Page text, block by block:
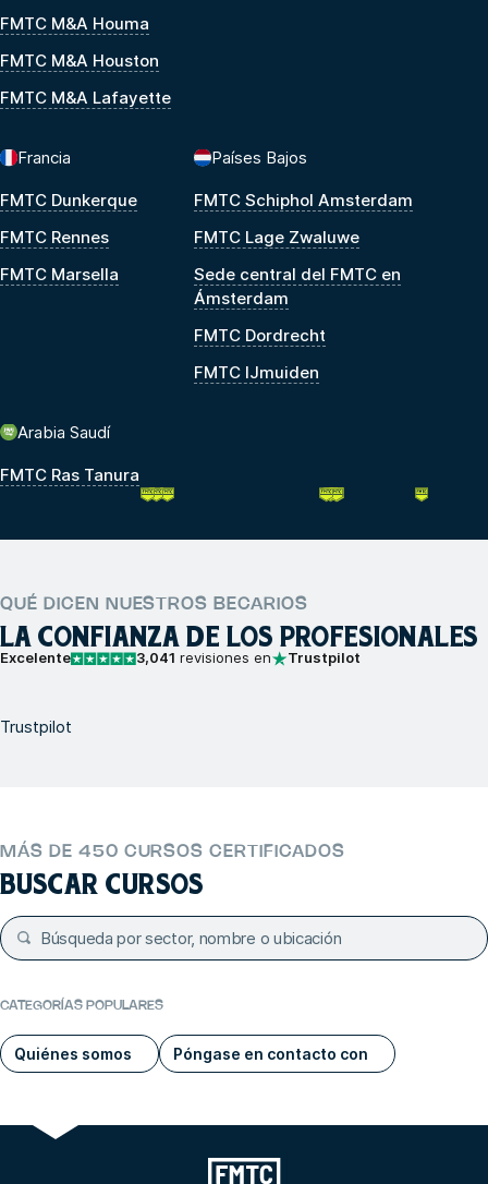
FMTC M&A Houma
FMTC M&A Houston
FMTC M&A Lafayette
Francia
FMTC Dunkerque
FMTC Rennes
FMTC Marsella
Países Bajos
FMTC Schiphol Amsterdam
FMTC Lage Zwaluwe
Sede central del FMTC en
Ámsterdam
FMTC Dordrecht
FMTC IJmuiden
Arabia Saudí
FMTC Ras Tanura
QUÉ DICEN NUESTROS BECARIOS
LA CONFIANZA DE LOS PROFESIONALES
Excelente 3,041 revisiones en Trustpilot
Trustpilot
MÁS DE 450 CURSOS CERTIFICADOS
BUSCAR CURSOS
CATEGORÍAS POPULARES
Quiénes somos Póngase en contacto con